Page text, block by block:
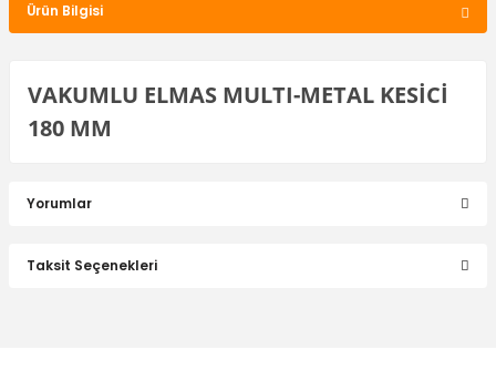
Ürün Bilgisi
VAKUMLU ELMAS MULTI-METAL KESİCİ
180 MM
Yorumlar
Taksit Seçenekleri